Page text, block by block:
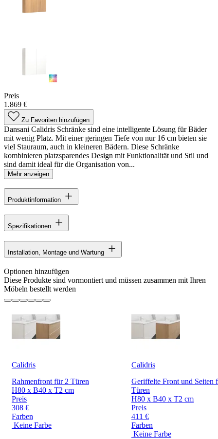
Preis
1.869 €
Zu Favoriten hinzufügen
Dansani Calidris Schränke sind eine intelligente Lösung für Bäder
mit wenig Platz. Mit einer geringen Tiefe von nur 16 cm bieten sie
viel Stauraum, auch in kleineren Bädern. Diese Schränke
kombinieren platzsparendes Design mit Funktionalität und Stil und
sind damit ideal für die Organisation von...
Mehr anzeigen
Produktinformation
Spezifikationen
Installation, Montage und Wartung
Optionen hinzufügen
Diese Produkte sind vormontiert und müssen zusammen mit Ihren
Möbeln bestellt werden
Calidris
Rahmenfront für 2 Türen
H80 x B40 x T2 cm
Preis
308 €
Farben
Keine Farbe
Calidris
Geriffelte Front und Seiten
Türen
H80 x B40 x T2 cm
Preis
411 €
Farben
Keine Farbe